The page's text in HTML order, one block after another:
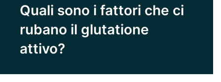
Quali sono i fattori che ci
rubano il glutatione
attivo?